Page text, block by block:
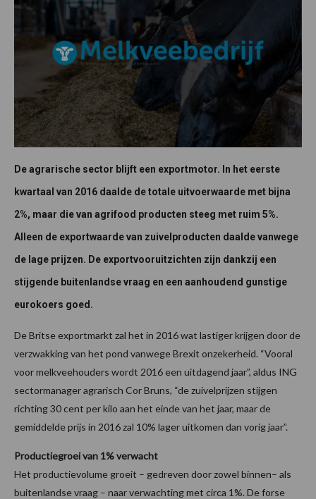
De agrarische sector blijft een exportmotor. In het eerste
kwartaal van 2016 daalde de totale uitvoerwaarde met bijna
2%, maar die van agrifood producten steeg met ruim 5%.
Alleen de exportwaarde van zuivelproducten daalde vanwege
de lage prijzen. De exportvooruitzichten zijn dankzij een
stijgende buitenlandse vraag en een aanhoudend gunstige
eurokoers goed.
De Britse exportmarkt zal het in 2016 wat lastiger krijgen door de
verzwakking van het pond vanwege Brexit onzekerheid. “Vooral
voor melkveehouders wordt 2016 een uitdagend jaar”, aldus ING
sectormanager agrarisch Cor Bruns, “de zuivelprijzen stijgen
richting 30 cent per kilo aan het einde van het jaar, maar de
gemiddelde prijs in 2016 zal 10% lager uitkomen dan vorig jaar”.
Productiegroei van 1% verwacht
Het productievolume groeit – gedreven door zowel binnen– als
buitenlandse vraag – naar verwachting met circa 1%. De forse